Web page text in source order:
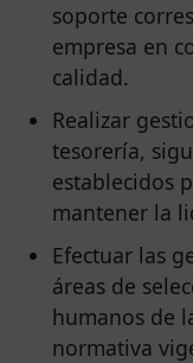
soporte
empresa en
calidad.
Realizar
tesorería,
establecidos
mantener la
Efectuar las
áreas de
humanos de
normativa